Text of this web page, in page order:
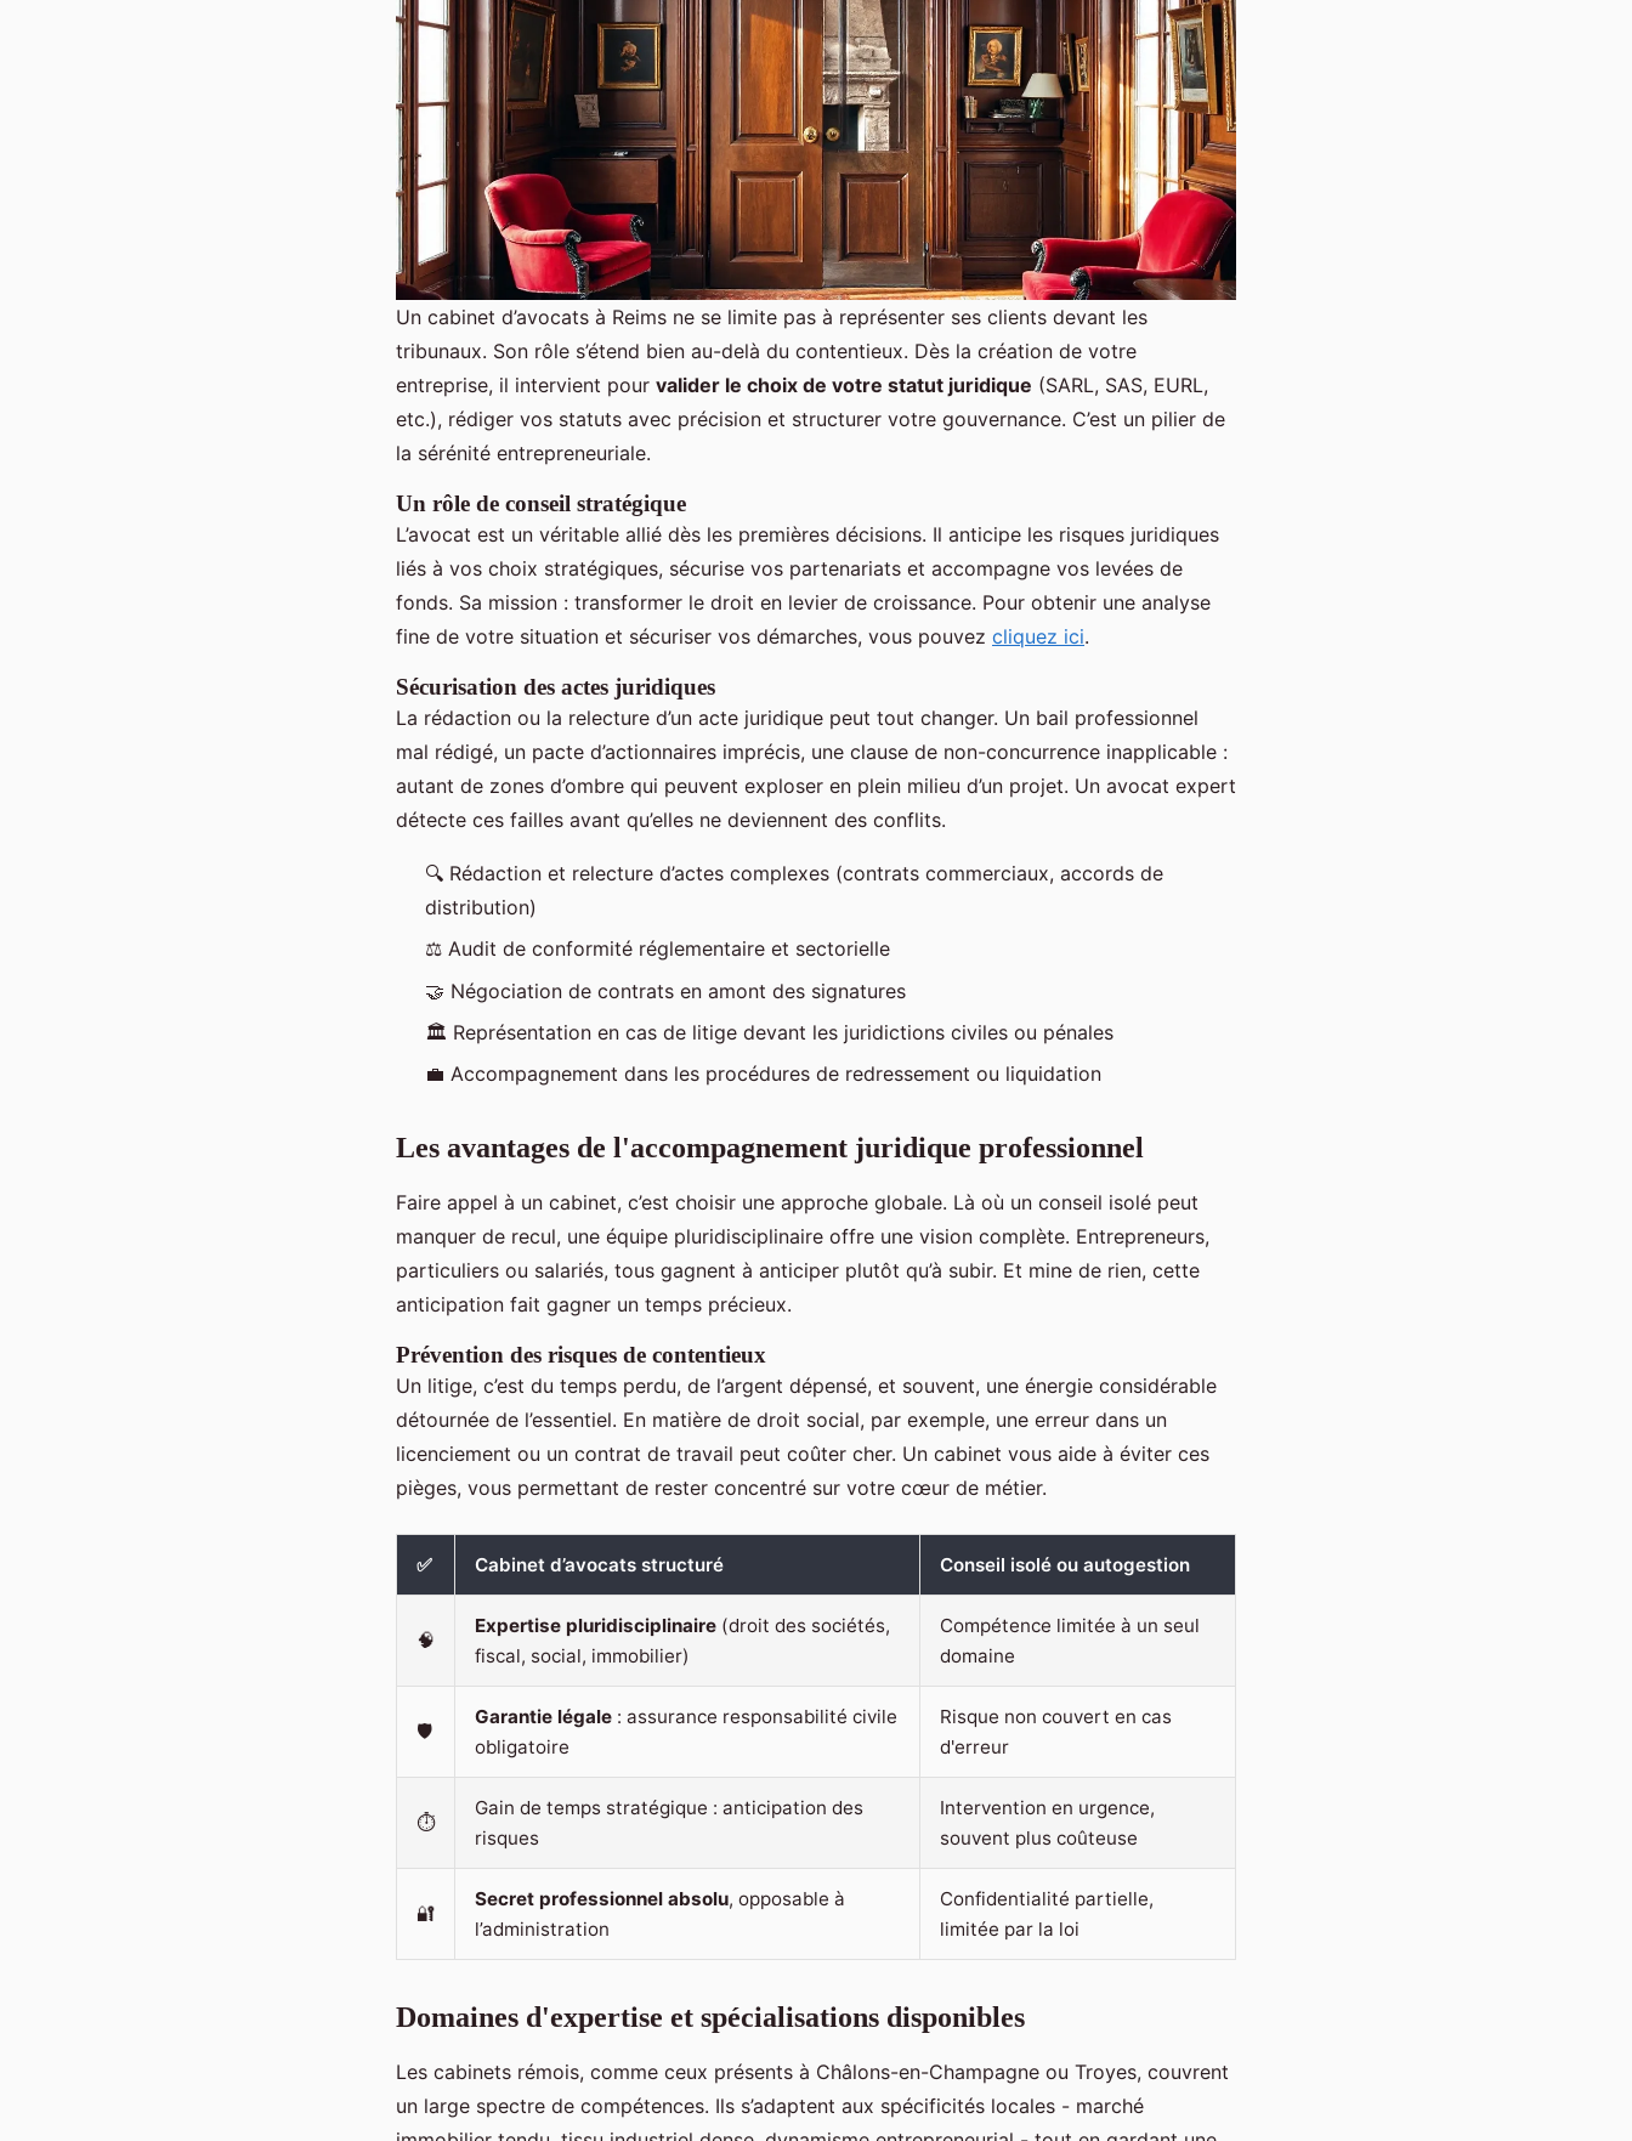
Un cabinet d’avocats à Reims ne se limite pas à représenter ses clients devant les
tribunaux. Son rôle s’étend bien au-delà du contentieux. Dès la création de votre
entreprise, il intervient pour valider le choix de votre statut juridique (SARL, SAS, EURL,
etc.), rédiger vos statuts avec précision et structurer votre gouvernance. C’est un pilier de
la sérénité entrepreneuriale.
Un rôle de conseil stratégique
L’avocat est un véritable allié dès les premières décisions. Il anticipe les risques juridiques
liés à vos choix stratégiques, sécurise vos partenariats et accompagne vos levées de
fonds. Sa mission : transformer le droit en levier de croissance. Pour obtenir une analyse
fine de votre situation et sécuriser vos démarches, vous pouvez cliquez ici.
Sécurisation des actes juridiques
La rédaction ou la relecture d’un acte juridique peut tout changer. Un bail professionnel
mal rédigé, un pacte d’actionnaires imprécis, une clause de non-concurrence inapplicable :
autant de zones d’ombre qui peuvent exploser en plein milieu d’un projet. Un avocat expert
détecte ces failles avant qu’elles ne deviennent des conflits.
🔍 Rédaction et relecture d’actes complexes (contrats commerciaux, accords de
distribution)
⚖️ Audit de conformité réglementaire et sectorielle
🤝 Négociation de contrats en amont des signatures
🏛️ Représentation en cas de litige devant les juridictions civiles ou pénales
💼 Accompagnement dans les procédures de redressement ou liquidation
Les avantages de l'accompagnement juridique professionnel
Faire appel à un cabinet, c’est choisir une approche globale. Là où un conseil isolé peut
manquer de recul, une équipe pluridisciplinaire offre une vision complète. Entrepreneurs,
particuliers ou salariés, tous gagnent à anticiper plutôt qu’à subir. Et mine de rien, cette
anticipation fait gagner un temps précieux.
Prévention des risques de contentieux
Un litige, c’est du temps perdu, de l’argent dépensé, et souvent, une énergie considérable
détournée de l’essentiel. En matière de droit social, par exemple, une erreur dans un
licenciement ou un contrat de travail peut coûter cher. Un cabinet vous aide à éviter ces
pièges, vous permettant de rester concentré sur votre cœur de métier.
✅ Cabinet d’avocats structuré Conseil isolé ou autogestion
🧠
Expertise pluridisciplinaire (droit des sociétés,
fiscal, social, immobilier)
Compétence limitée à un seul
domaine
🛡️
Garantie légale : assurance responsabilité civile
obligatoire
Risque non couvert en cas
d'erreur
⏱️
Gain de temps stratégique : anticipation des
risques
Intervention en urgence,
souvent plus coûteuse
🔐
Secret professionnel absolu, opposable à
l’administration
Confidentialité partielle,
limitée par la loi
Domaines d'expertise et spécialisations disponibles
Les cabinets rémois, comme ceux présents à Châlons-en-Champagne ou Troyes, couvrent
un large spectre de compétences. Ils s’adaptent aux spécificités locales - marché